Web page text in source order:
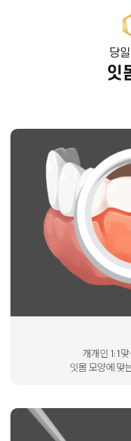
당
잇
개개인 1:1
잇몸 모양에 맞